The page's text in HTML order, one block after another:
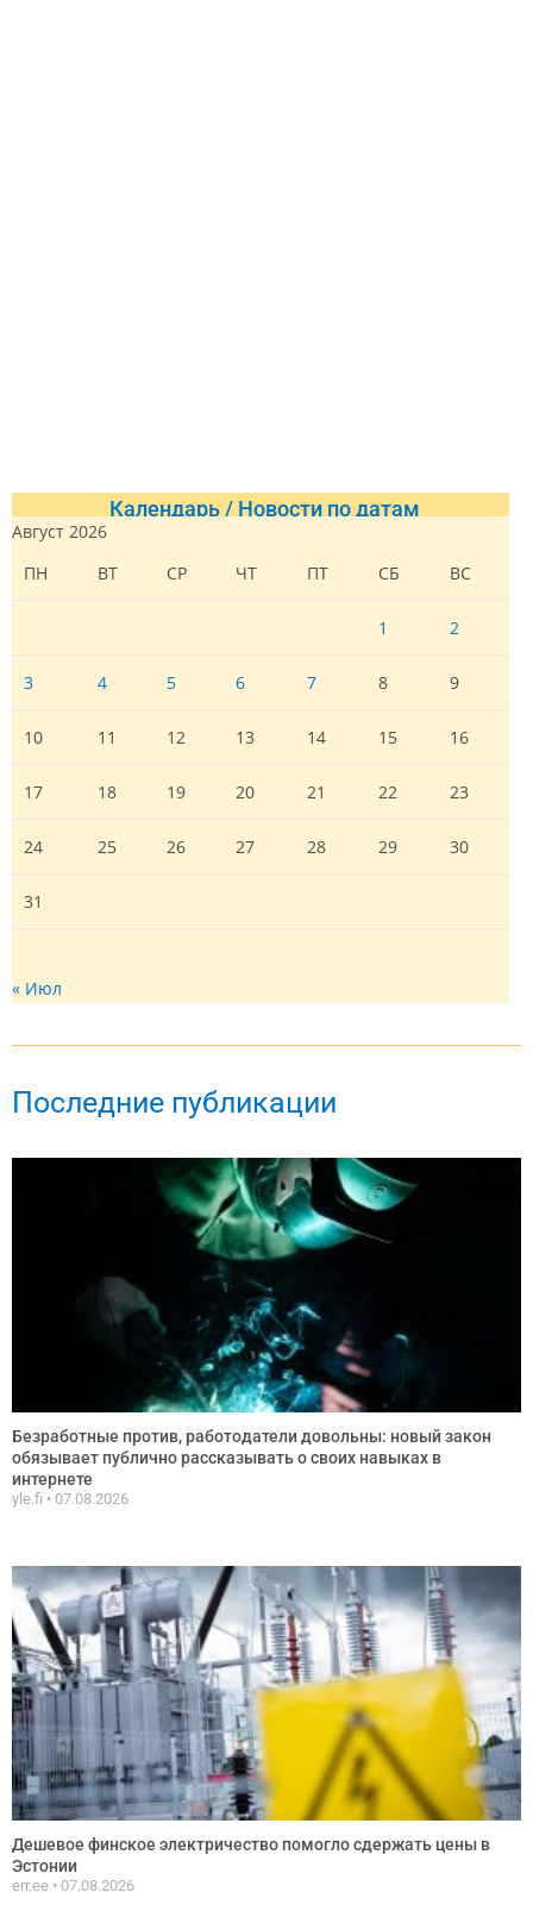
Календарь / Новости по датам
Август 2026
ПН
ВТ СР ЧТ ПТ СБ ВС
1 2
3 4 5 6 7 8 9
10 11 12 13 14 15 16
17 18 19 20 21 22 23
24 25 26 27 28 29 30
31
« Июл
Последние публикации
Безработные против, работодатели довольны: новый закон
обязывает публично рассказывать о своих навыках в
интернете
yle.fi 07.08.2026
Дешевое финское электричество помогло сдержать цены в
Эстонии
err.ee 07.08.2026